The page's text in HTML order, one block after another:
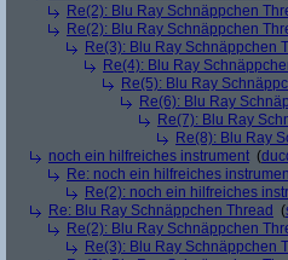
Re(2): Blu Ray Schnäppchen
Re(2): Blu Ray Schnäppchen
Re(3): Blu Ray Schnäppchen
Re(4): Blu Ray
Re(5): Blu Ray
Re(6): Blu Ray
Re(7): Blu Ray
Re(8): Blu Ray
noch ein hilfreiches instrument (
Re: noch ein hilfreiches
Re(2): noch ein hilfreiches
Re: Blu Ray Schnäppchen Thread (
Re(2): Blu Ray Schnäppchen
Re(3): Blu Ray Schnäppchen